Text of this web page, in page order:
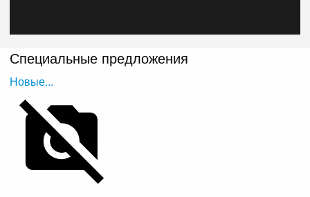
Специальные предложения
Новые...